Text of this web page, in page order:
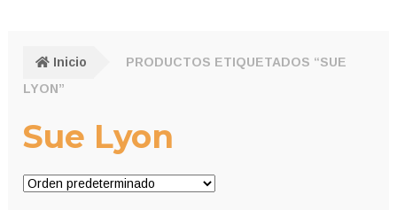
Inicio
PRODUCTOS ETIQUETADOS “SUE
LYON”
Sue Lyon